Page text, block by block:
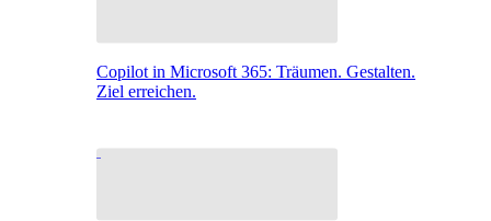
Copilot in Microsoft 365: Träumen. Gestalten.
Ziel erreichen.